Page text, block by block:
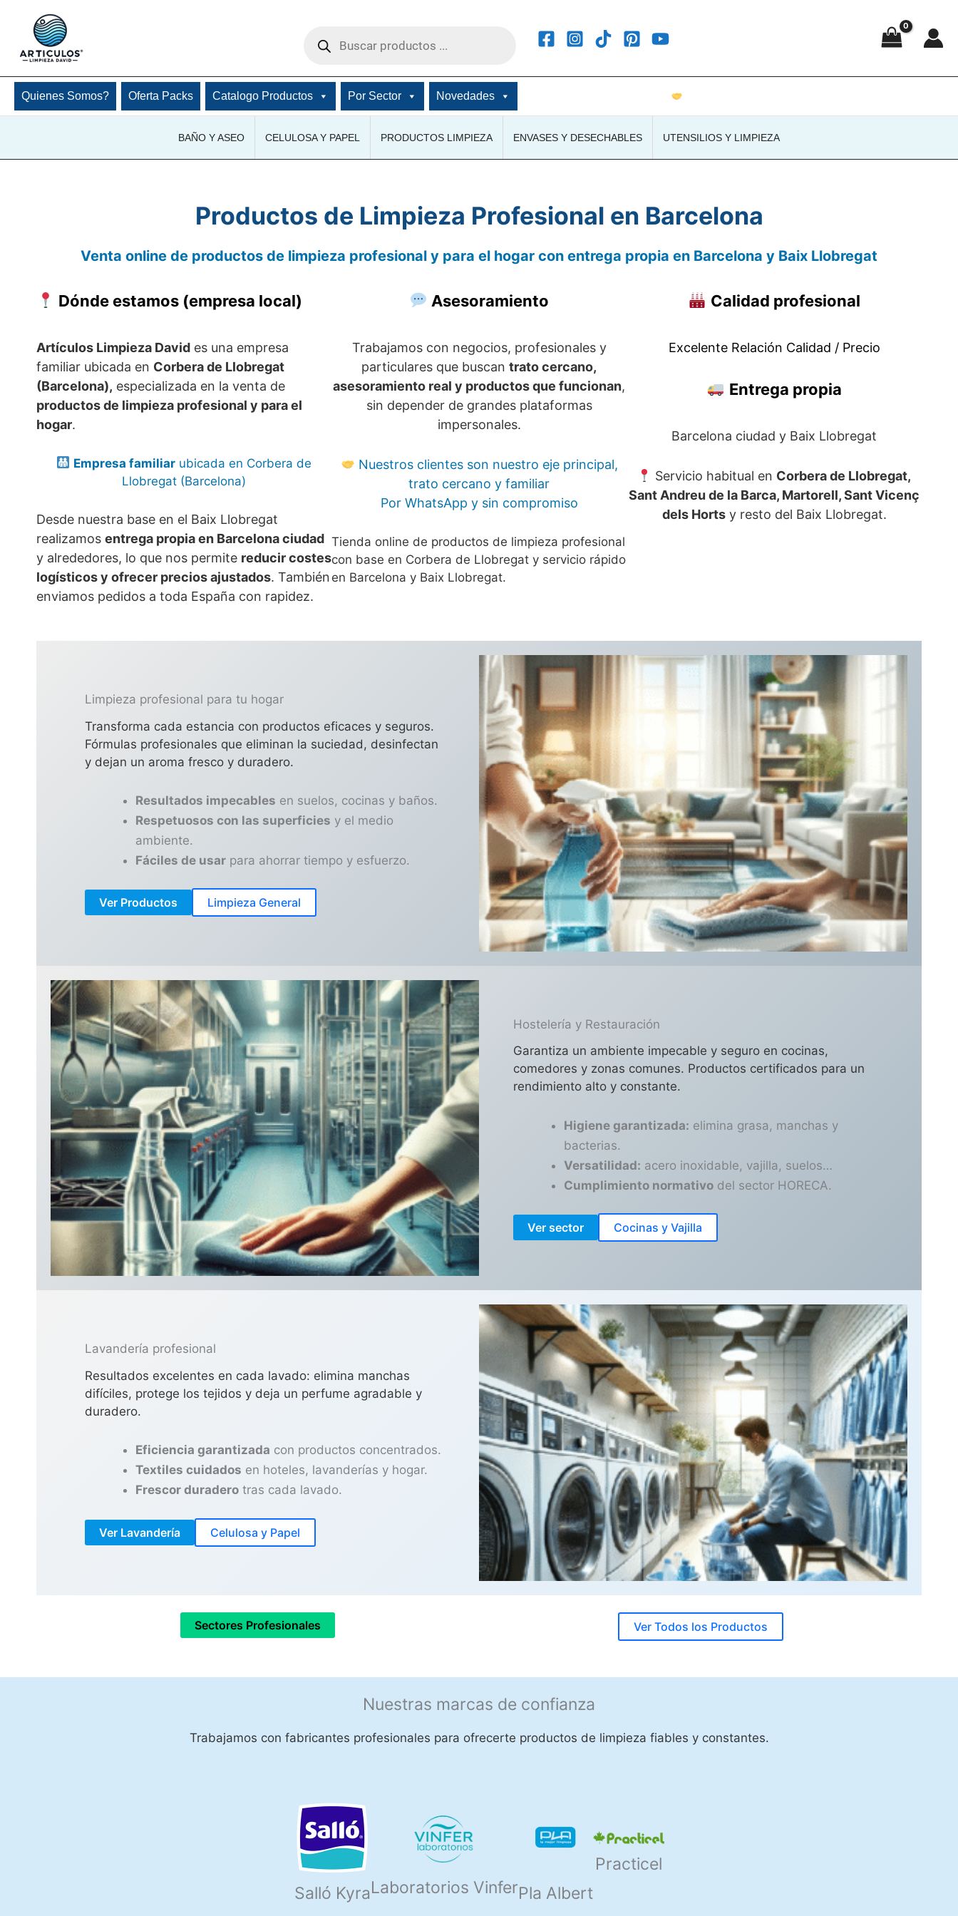
contenido
Quienes Somos? Oferta Packs Catalogo Productos Por Sector Novedades
BAÑO Y ASEO CELULOSA Y PAPEL PRODUCTOS LIMPIEZA ENVASES Y DESECHABLES UTENSILIOS Y LIMPIEZA
Productos de Limpieza Profesional en Barcelona
Venta online de productos de limpieza profesional y para el hogar con entrega propia en Barcelona y Baix Llobregat
Dónde estamos (empresa local)
Artículos Limpieza David es una empresa
familiar ubicada en Corbera de Llobregat
(Barcelona), especializada en la venta de
productos de limpieza profesional y para el
hogar.
Empresa familiar ubicada en Corbera de
Llobregat (Barcelona)
Desde nuestra base en el Baix Llobregat
realizamos entrega propia en Barcelona ciudad
y alrededores, lo que nos permite reducir costes
logísticos y ofrecer precios ajustados. También
enviamos pedidos a toda España con rapidez.
Asesoramiento
Trabajamos con negocios, profesionales y
particulares que buscan trato cercano,
asesoramiento real y productos que funcionan,
sin depender de grandes plataformas
impersonales.
Nuestros clientes son nuestro eje principal,
trato cercano y familiar
Por WhatsApp y sin compromiso
Tienda online de productos de limpieza profesional
con base en Corbera de Llobregat y servicio rápido
en Barcelona y Baix Llobregat.
Calidad profesional
Excelente Relación Calidad / Precio
Entrega propia
Barcelona ciudad y Baix Llobregat
Servicio habitual en Corbera de Llobregat,
Sant Andreu de la Barca, Martorell, Sant Vicenç
dels Hortsy resto del Baix Llobregat.
Limpieza profesional para tu hogar
Transforma cada estancia con productos eficaces y seguros.
Fórmulas profesionales que eliminan la suciedad, desinfectan
y dejan un aroma fresco y duradero.
Resultados impecables en suelos, cocinas y baños.
Respetuosos con las superficies y el medio
ambiente.
Fáciles de usar para ahorrar tiempo y esfuerzo.
Ver Productos Limpieza General
Hostelería y Restauración
Garantiza un ambiente impecable y seguro en cocinas,
comedores y zonas comunes. Productos certificados para un
rendimiento alto y constante.
Higiene garantizada: elimina grasa, manchas y
bacterias.
Versatilidad: acero inoxidable, vajilla, suelos…
Cumplimiento normativo del sector HORECA.
Ver sector Cocinas y Vajilla
Lavandería profesional
Resultados excelentes en cada lavado: elimina manchas
difíciles, protege los tejidos y deja un perfume agradable y
duradero.
Eficiencia garantizada con productos concentrados.
Textiles cuidados en hoteles, lavanderías y hogar.
Frescor duradero tras cada lavado.
Ver Lavandería Celulosa y Papel
Sectores Profesionales Ver Todos los Productos
Nuestras marcas de confianza
Trabajamos con fabricantes profesionales para ofrecerte productos de limpieza fiables y constantes.
Salló KyraLaboratorios VinferPla Albert
Practicel